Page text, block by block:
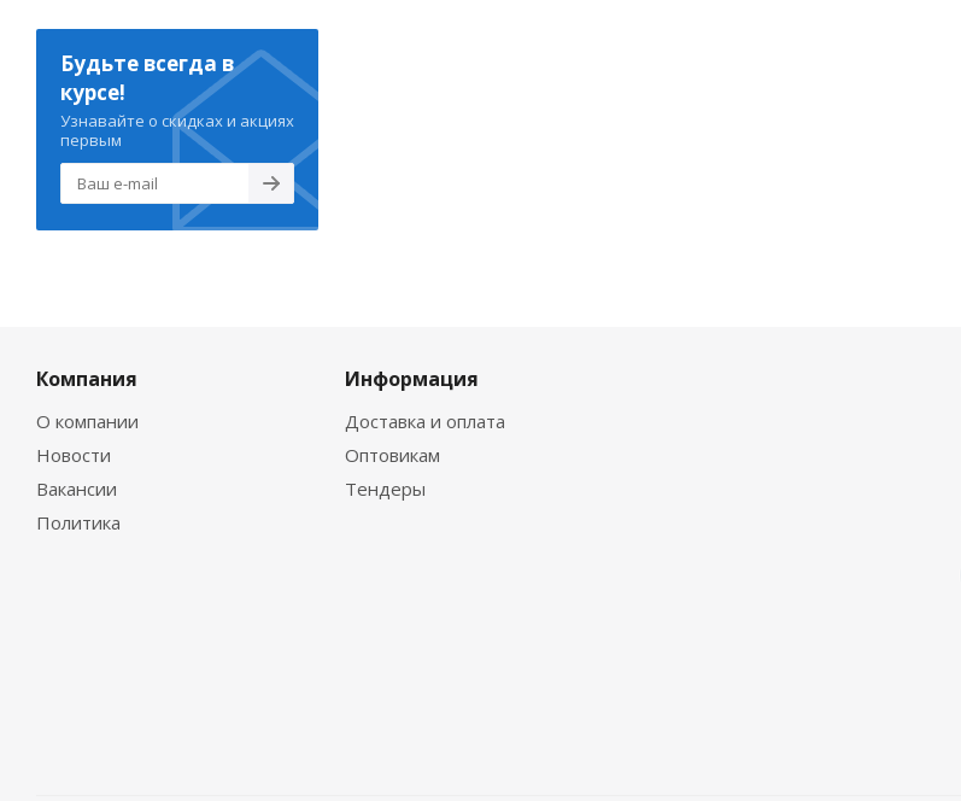
Будьте всегда в
курсе!
Узнавайте о скидках и акциях
первым
Компания
О компании
Новости
Вакансии
Политика
Информация
Доставка и оплата
Оптовикам
Тендеры